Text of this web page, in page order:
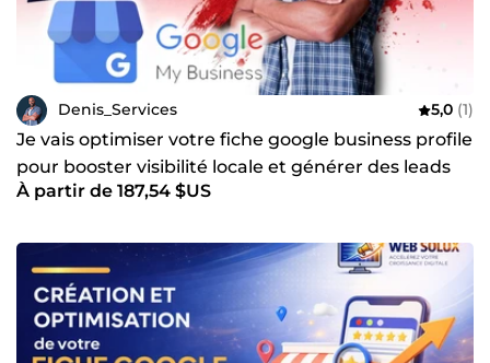
Denis_Services 5,0 (1)
Je vais optimiser votre fiche google business profile
pour booster visibilité locale et générer des leads
À partir de 187,54 $US